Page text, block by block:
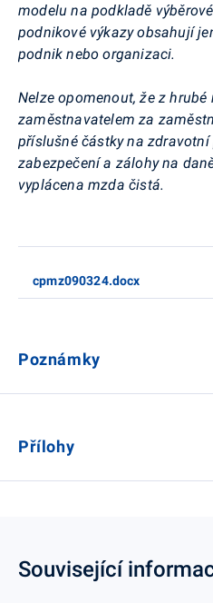
modelu na podkladě
podnikové výkazy obsahují
podnik nebo organizaci.
Nelze opomenout, že z hrubé
zaměstnavatelem za
příslušné částky na
zabezpečení a zálohy na
vyplácena mzda čistá.
cpmz090324.docx
Poznámky
Přílohy
Související